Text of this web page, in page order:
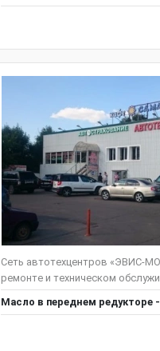
Сеть автотехцентров «ЭВИС-
ремонте и техническом
Масло в переднем редукторе